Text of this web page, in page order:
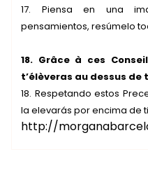
17. Piensa en una
pensamientos, resúmelo
18. Grâce à ces
t’élèveras au dessus de
18. Respetando estos
la elevarás por encima de
http://